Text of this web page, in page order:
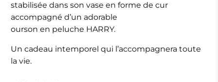
stabilisée dans son vase en forme de cur
accompagné d’un adorable
ourson en peluche HARRY.
Un cadeau intemporel qui l’accompagnera toute
la vie.